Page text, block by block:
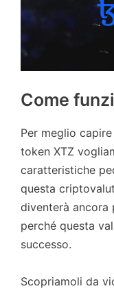
Come
Per meglio
token XTZ
caratteristiche
questa
diventerà ancora
perché questa
successo.
Scopriamoli da